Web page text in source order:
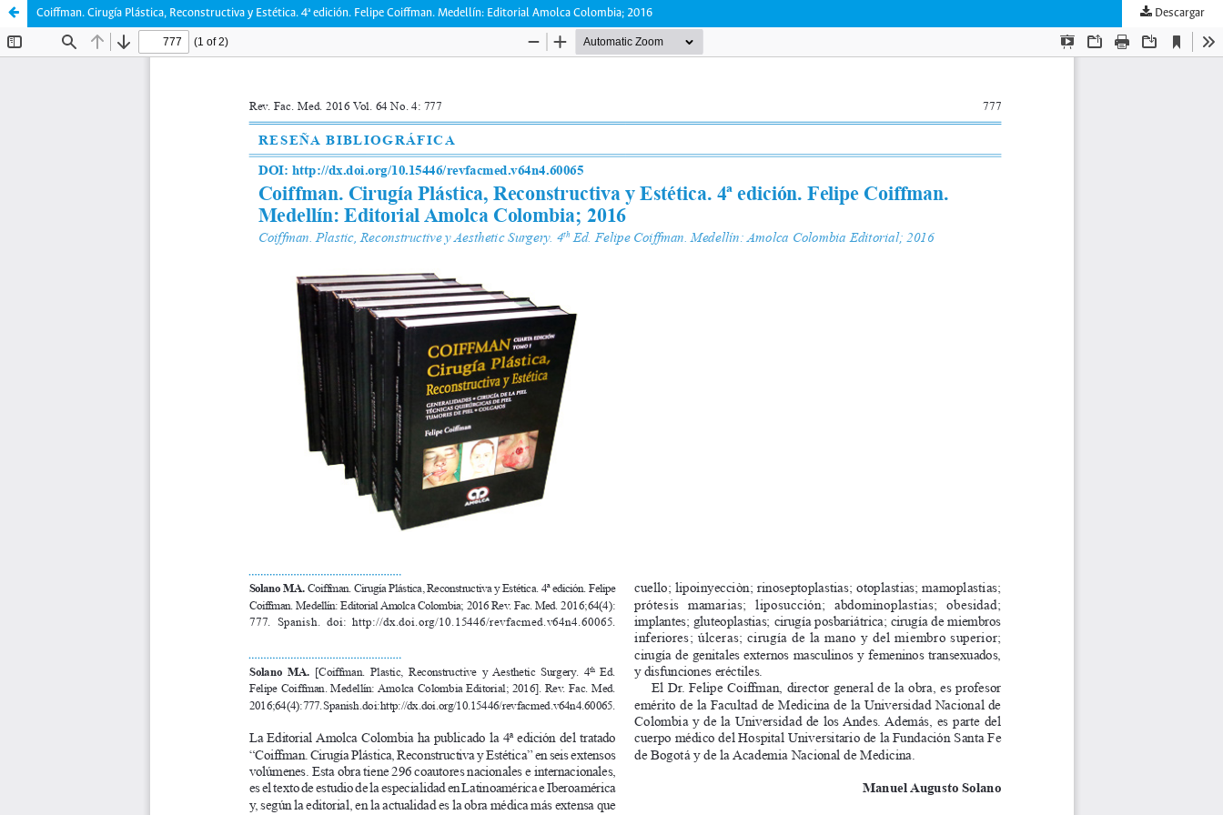
Coiffman. Cirugía Plástica, Reconstructiva y Estética. 4ª edición. Felipe Coiffman. Medellín: Editorial Amolca Colombia; 2016 Descargar